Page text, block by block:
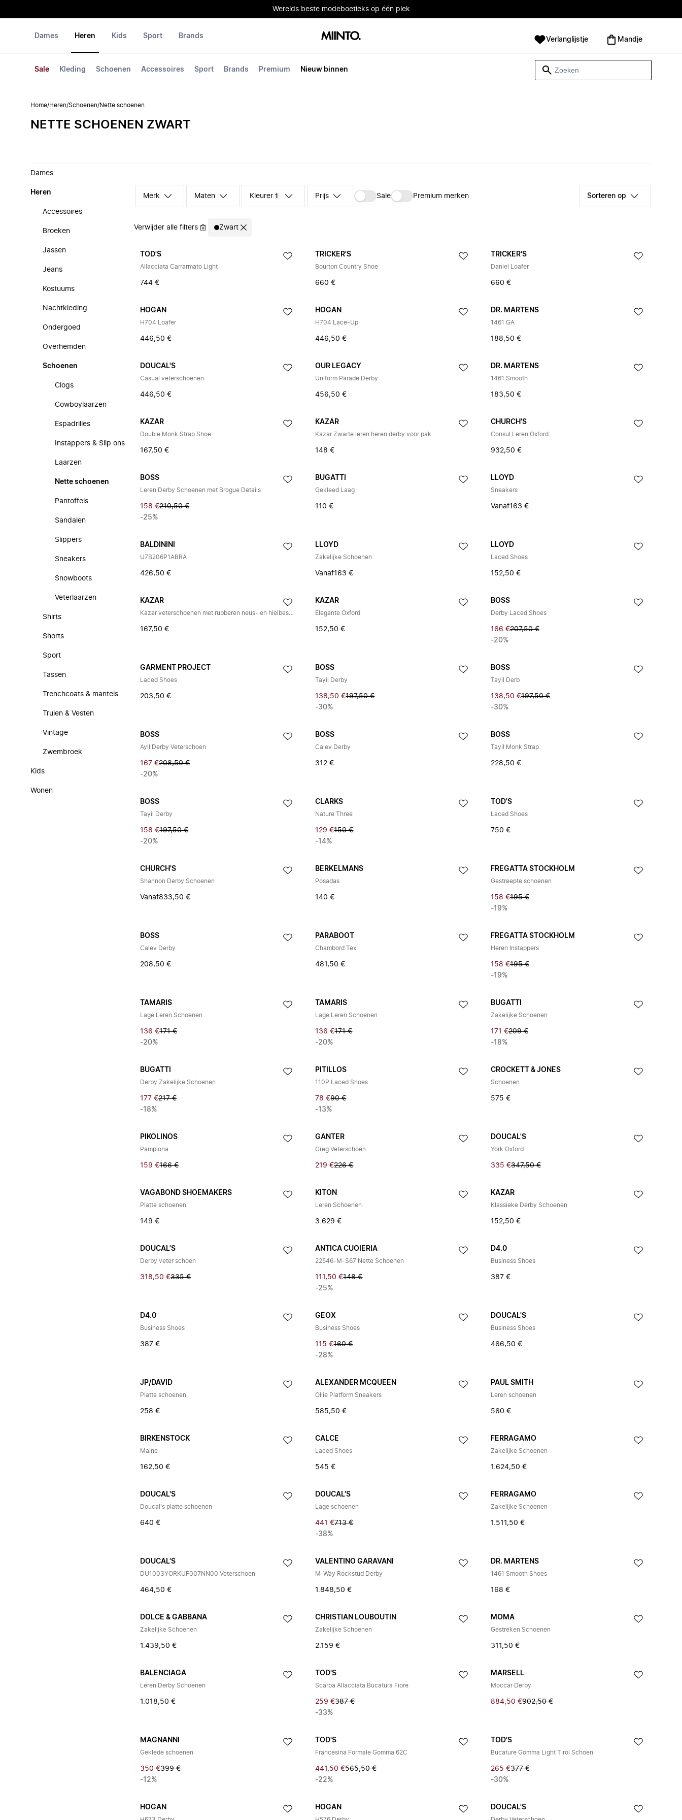
Werelds beste modeboetieks op één plek
Dames Heren
Sale Kleding Schoenen Accessoires Sport Brands Premium Nieuw binnen
Kids Sport Brands Verlanglijstje Mandje
Home/Heren/Schoenen/Nette schoenen
NETTE SCHOENEN ZWART
Dames
Heren
Accessoires
Broeken
Jassen
Jeans
Kostuums
Nachtkleding
Ondergoed
Overhemden
Schoenen
Clogs
Cowboylaarzen
Espadrilles
Instappers & Slip ons
Laarzen
Nette schoenen
Pantoffels
Sandalen
Slippers
Sneakers
Snowboots
Veterlaarzen
Shirts
Shorts
Sport
Tassen
Trenchcoats & mantels
Truien & Vesten
Vintage
Zwembroek
Kids
Wonen
Merk Maten Kleuren 1 Prijs Sale Premium merken Sorteren op
Verwijder alle filters Zwart
TOD'S
Allacciata Carrarmato Light
744 €
TRICKER'S
Bourton Country Shoe
660 €
TRICKER'S
Daniel Loafer
660 €
HOGAN
H704 Loafer
446,50 €
HOGAN
H704 Lace-Up
446,50 €
DR. MARTENS
1461 GA
188,50 €
DOUCAL'S
Casual veterschoenen
446,50 €
OUR LEGACY
Uniform Parade Derby
456,50 €
DR. MARTENS
1461 Smooth
183,50 €
KAZAR
Double Monk Strap Shoe
167,50 €
KAZAR
Kazar Zwarte leren heren derby voor pak
148 €
CHURCH'S
Consul Leren Oxford
932,50 €
BOSS
Leren Derby Schoenen met Brogue Details
158 €210,50 €
-25%
BUGATTI
Gekleed Laag
110 €
LLOYD
Sneakers
Vanaf163 €
BALDININI
U7B206P1ABRA
426,50 €
LLOYD
Zakelijke Schoenen
Vanaf163 €
LLOYD
Laced Shoes
152,50 €
KAZAR
Kazar veterschoenen met rubberen neus- en hielbescherming
167,50 €
KAZAR
Elegante Oxford
152,50 €
BOSS
Derby Laced Shoes
166 €207,50 €
-20%
GARMENT PROJECT
Laced Shoes
203,50 €
BOSS
Tayil Derby
138,50 €197,50 €
-30%
BOSS
Tayil Derb
138,50 €197,50 €
-30%
BOSS
Ayil Derby Veterschoen
167 €208,50 €
-20%
BOSS
Calev Derby
312 €
BOSS
Tayil Monk Strap
228,50 €
BOSS
Tayil Derby
158 €197,50 €
-20%
CLARKS
Nature Three
129 €150 €
-14%
TOD'S
Laced Shoes
750 €
CHURCH'S
Shannon Derby Schoenen
Vanaf833,50 €
BERKELMANS
Posadas
140 €
FREGATTA STOCKHOLM
Gestreepte schoenen
158 €195 €
-19%
BOSS
Calev Derby
208,50 €
PARABOOT
Chambord Tex
481,50 €
FREGATTA STOCKHOLM
Heren Instappers
158 €195 €
-19%
TAMARIS
Lage Leren Schoenen
136 €171 €
-20%
TAMARIS
Lage Leren Schoenen
136 €171 €
-20%
BUGATTI
Zakelijke Schoenen
171 €209 €
-18%
BUGATTI
Derby Zakelijke Schoenen
177 €217 €
-18%
PITILLOS
110P Laced Shoes
78 €90 €
-13%
CROCKETT & JONES
Schoenen
575 €
PIKOLINOS
Pamplona
159 €166 €
GANTER
Greg Veterschoen
219 €226 €
DOUCAL'S
York Oxford
335 €347,50 €
VAGABOND SHOEMAKERS
Platte schoenen
149 €
KITON
Leren Schoenen
3.629 €
KAZAR
Klassieke Derby Schoenen
152,50 €
DOUCAL'S
Derby veter schoen
318,50 €335 €
ANTICA CUOIERIA
22546-M-S67 Nette Schoenen
111,50 €148 €
-25%
D4.0
Business Shoes
387 €
D4.0
Business Shoes
387 €
GEOX
Business Shoes
115 €160 €
-28%
DOUCAL'S
Business Shoes
466,50 €
JP/DAVID
Platte schoenen
258 €
ALEXANDER MCQUEEN
Ollie Platform Sneakers
585,50 €
PAUL SMITH
Leren schoenen
560 €
BIRKENSTOCK
Maine
162,50 €
CALCE
Laced Shoes
545 €
FERRAGAMO
Zakelijke Schoenen
1.624,50 €
DOUCAL'S
Doucal's platte schoenen
640 €
DOUCAL'S
Lage schoenen
441 €713 €
-38%
FERRAGAMO
Zakelijke Schoenen
1.511,50 €
DOUCAL'S
DU1003YORKUF007NN00 Veterschoen
464,50 €
VALENTINO GARAVANI
M-Way Rockstud Derby
1.848,50 €
DR. MARTENS
1461 Smooth Shoes
168 €
DOLCE & GABBANA
Zakelijke Schoenen
1.439,50 €
CHRISTIAN LOUBOUTIN
Zakelijke Schoenen
2.159 €
MOMA
Gestreken Schoenen
311,50 €
BALENCIAGA
Leren Derby Schoenen
1.018,50 €
TOD'S
Scarpa Allacciata Bucatura Fiore
259 €387 €
-33%
MARSELL
Moccar Derby
884,50 €902,50 €
MAGNANNI
Geklede schoenen
350 €399 €
-12%
TOD'S
Francesina Formale Gomma 62C
441,50 €565,50 €
-22%
TOD'S
Bucature Gomma Light Tirol Schoen
265 €377 €
-30%
HOGAN HOGAN DOUCAL'S